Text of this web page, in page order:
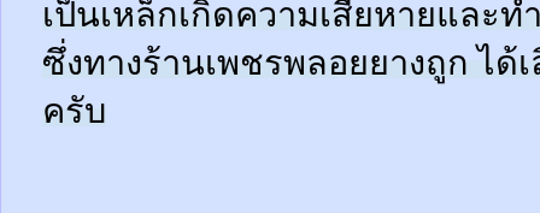
เป็นเหล็กเกิดความเสียหายและท
ซึ่งทางร้านเพชรพลอยยางถูก ได้
ครับ